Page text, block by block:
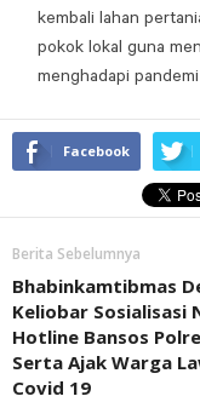
kembali lahan
pokok lokal guna
menghadapi
Facebook
Berita Sebelumnya
Bhabinkamtibmas
Keliobar Sosialisasi
Hotline Bansos
Serta Ajak Warga
Covid 19